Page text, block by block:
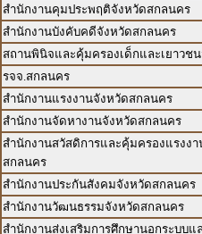
สำนักงานคุมประพฤติจังหวัดสกลนคร
สำนักงานบังคับคดีจังหวัดสกลนคร
สถานพินิจและคุ้มครองเด็กและเยาวช
รจจ.สกลนคร
สำนักงานแรงงานจังหวัดสกลนคร
สำนักงานจัดหางานจังหวัดสกลนคร
สำนักงานสวัสดิการและคุ้มครองแรงง
สกลนคร
สำนักงานประกันสังคมจังหวัดสกลนคร
สำนักงานวัฒนธรรมจังหวัดสกลนคร
สำนักงานส่งเสริมการศึกษานอกระบบแ